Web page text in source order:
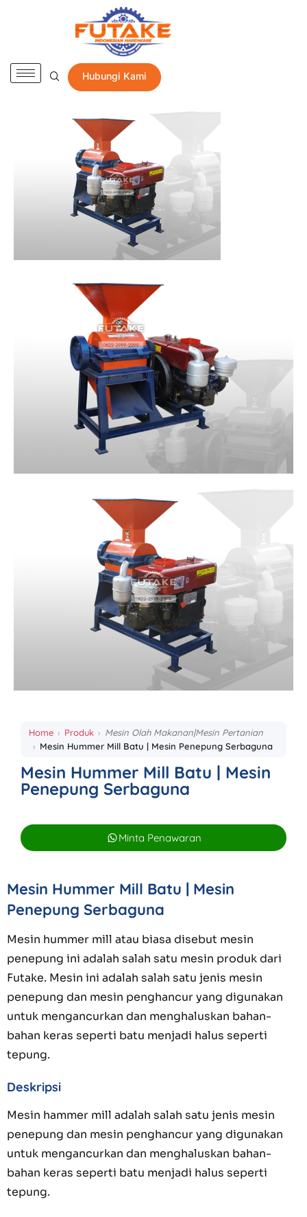
Hubungi Kami
Home Produk
Mesin Olah Makanan|Mesin Pertanian
Mesin Hummer Mill Batu | Mesin Penepung Serbaguna
Mesin Hummer Mill Batu | Mesin
Penepung Serbaguna
Minta Penawaran
Mesin Hummer Mill Batu | Mesin
Penepung Serbaguna
Mesin hummer mill atau biasa disebut mesin
penepung ini adalah salah satu mesin produk dari
Futake. Mesin ini adalah salah satu jenis mesin
penepung dan mesin penghancur yang digunakan
untuk mengancurkan dan menghaluskan bahan-
bahan keras seperti batu menjadi halus seperti
tepung.
Deskripsi
Mesin hammer mill adalah salah satu jenis mesin
penepung dan mesin penghancur yang digunakan
untuk mengancurkan dan menghaluskan bahan-
bahan keras seperti batu menjadi halus seperti
tepung.